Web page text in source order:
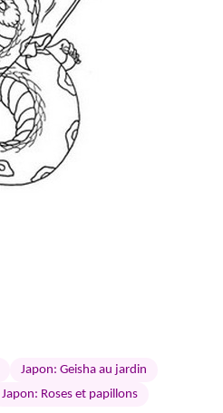
Japon: Geisha au jardin
Japon: Roses et papillons